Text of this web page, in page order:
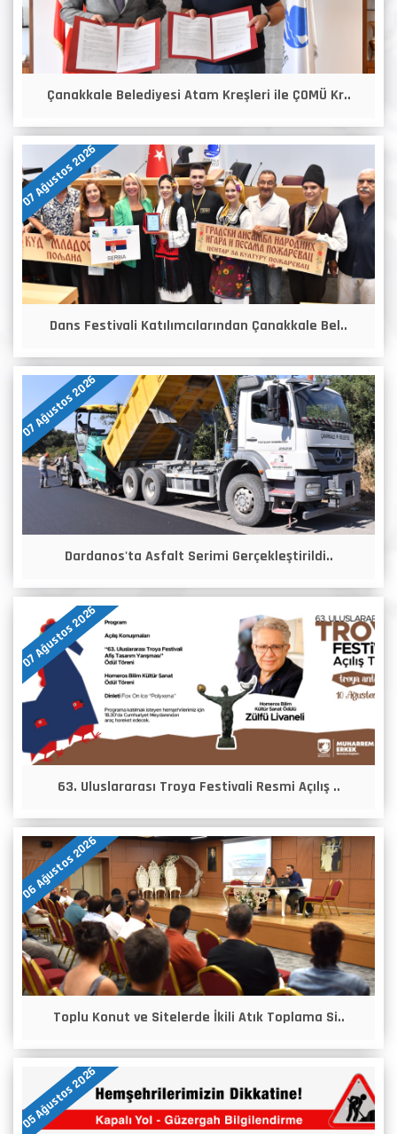
Çanakkale Belediyesi Atam Kreşleri ile ÇOMÜ Kr..
07 Ağustos 2026
Dans Festivali Katılımcılarından Çanakkale Bel..
07 Ağustos 2026
Dardanos'ta Asfalt Serimi Gerçekleştirildi..
07 Ağustos 2026
63. Uluslararası Troya Festivali Resmi Açılış ..
06 Ağustos 2026
Toplu Konut ve Sitelerde İkili Atık Toplama Si..
05 Ağustos 2026